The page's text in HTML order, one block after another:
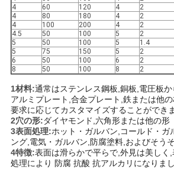
4
60 120 4 2
4
80 180 4 2
4
100 200 4 2
4.5
50 100 5 2
5
50 100 5 1.4
5
75 150 5 2
6
50 100 6 2
8
50 100 8 2
1材料:通常はステンレス鋼板,銅板,電圧板か
アルミプレート,合金プレート,鉄または他
要求に応じてカスタマイズすることができ
2穴の形:ダイヤモンド,六角形または他の形
3表面処理:ホット・ガルバン,コールド・ガ
ング,電気・ガルバン,防腐塗料,およびそう
4特徴:表面は滑らかで平らで,外見は美しく,
処理により 防腐 抗酸 抗アルカリになりま